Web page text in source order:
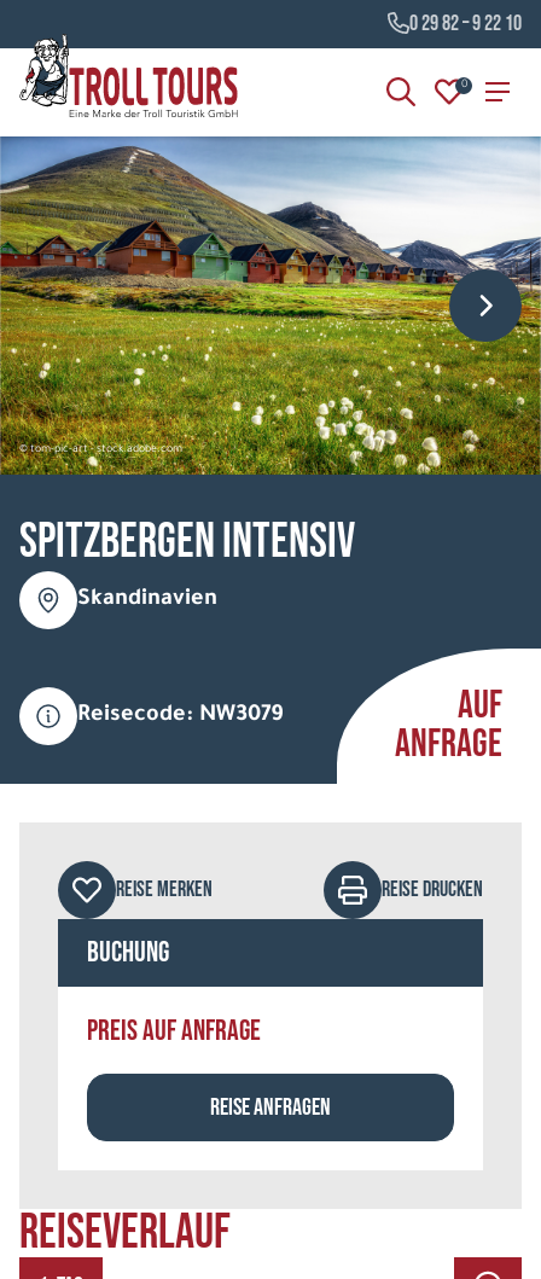
0 29 82 – 9 22 10
0
© tom-pic-art - stock.adobe.com
Spitzbergen intensiv
Skandinavien
Reisecode: NW3079
AUF
ANFRAGE
REISEVERLAUF
REISE MERKEN REISE DRUCKEN
Buchung
PREIS AUF ANFRAGE
REISE ANFRAGEN